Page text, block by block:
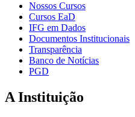
Nossos Cursos
Cursos EaD
IFG em Dados
Documentos Institucionais
Transparência
Banco de Notícias
PGD
A Instituição